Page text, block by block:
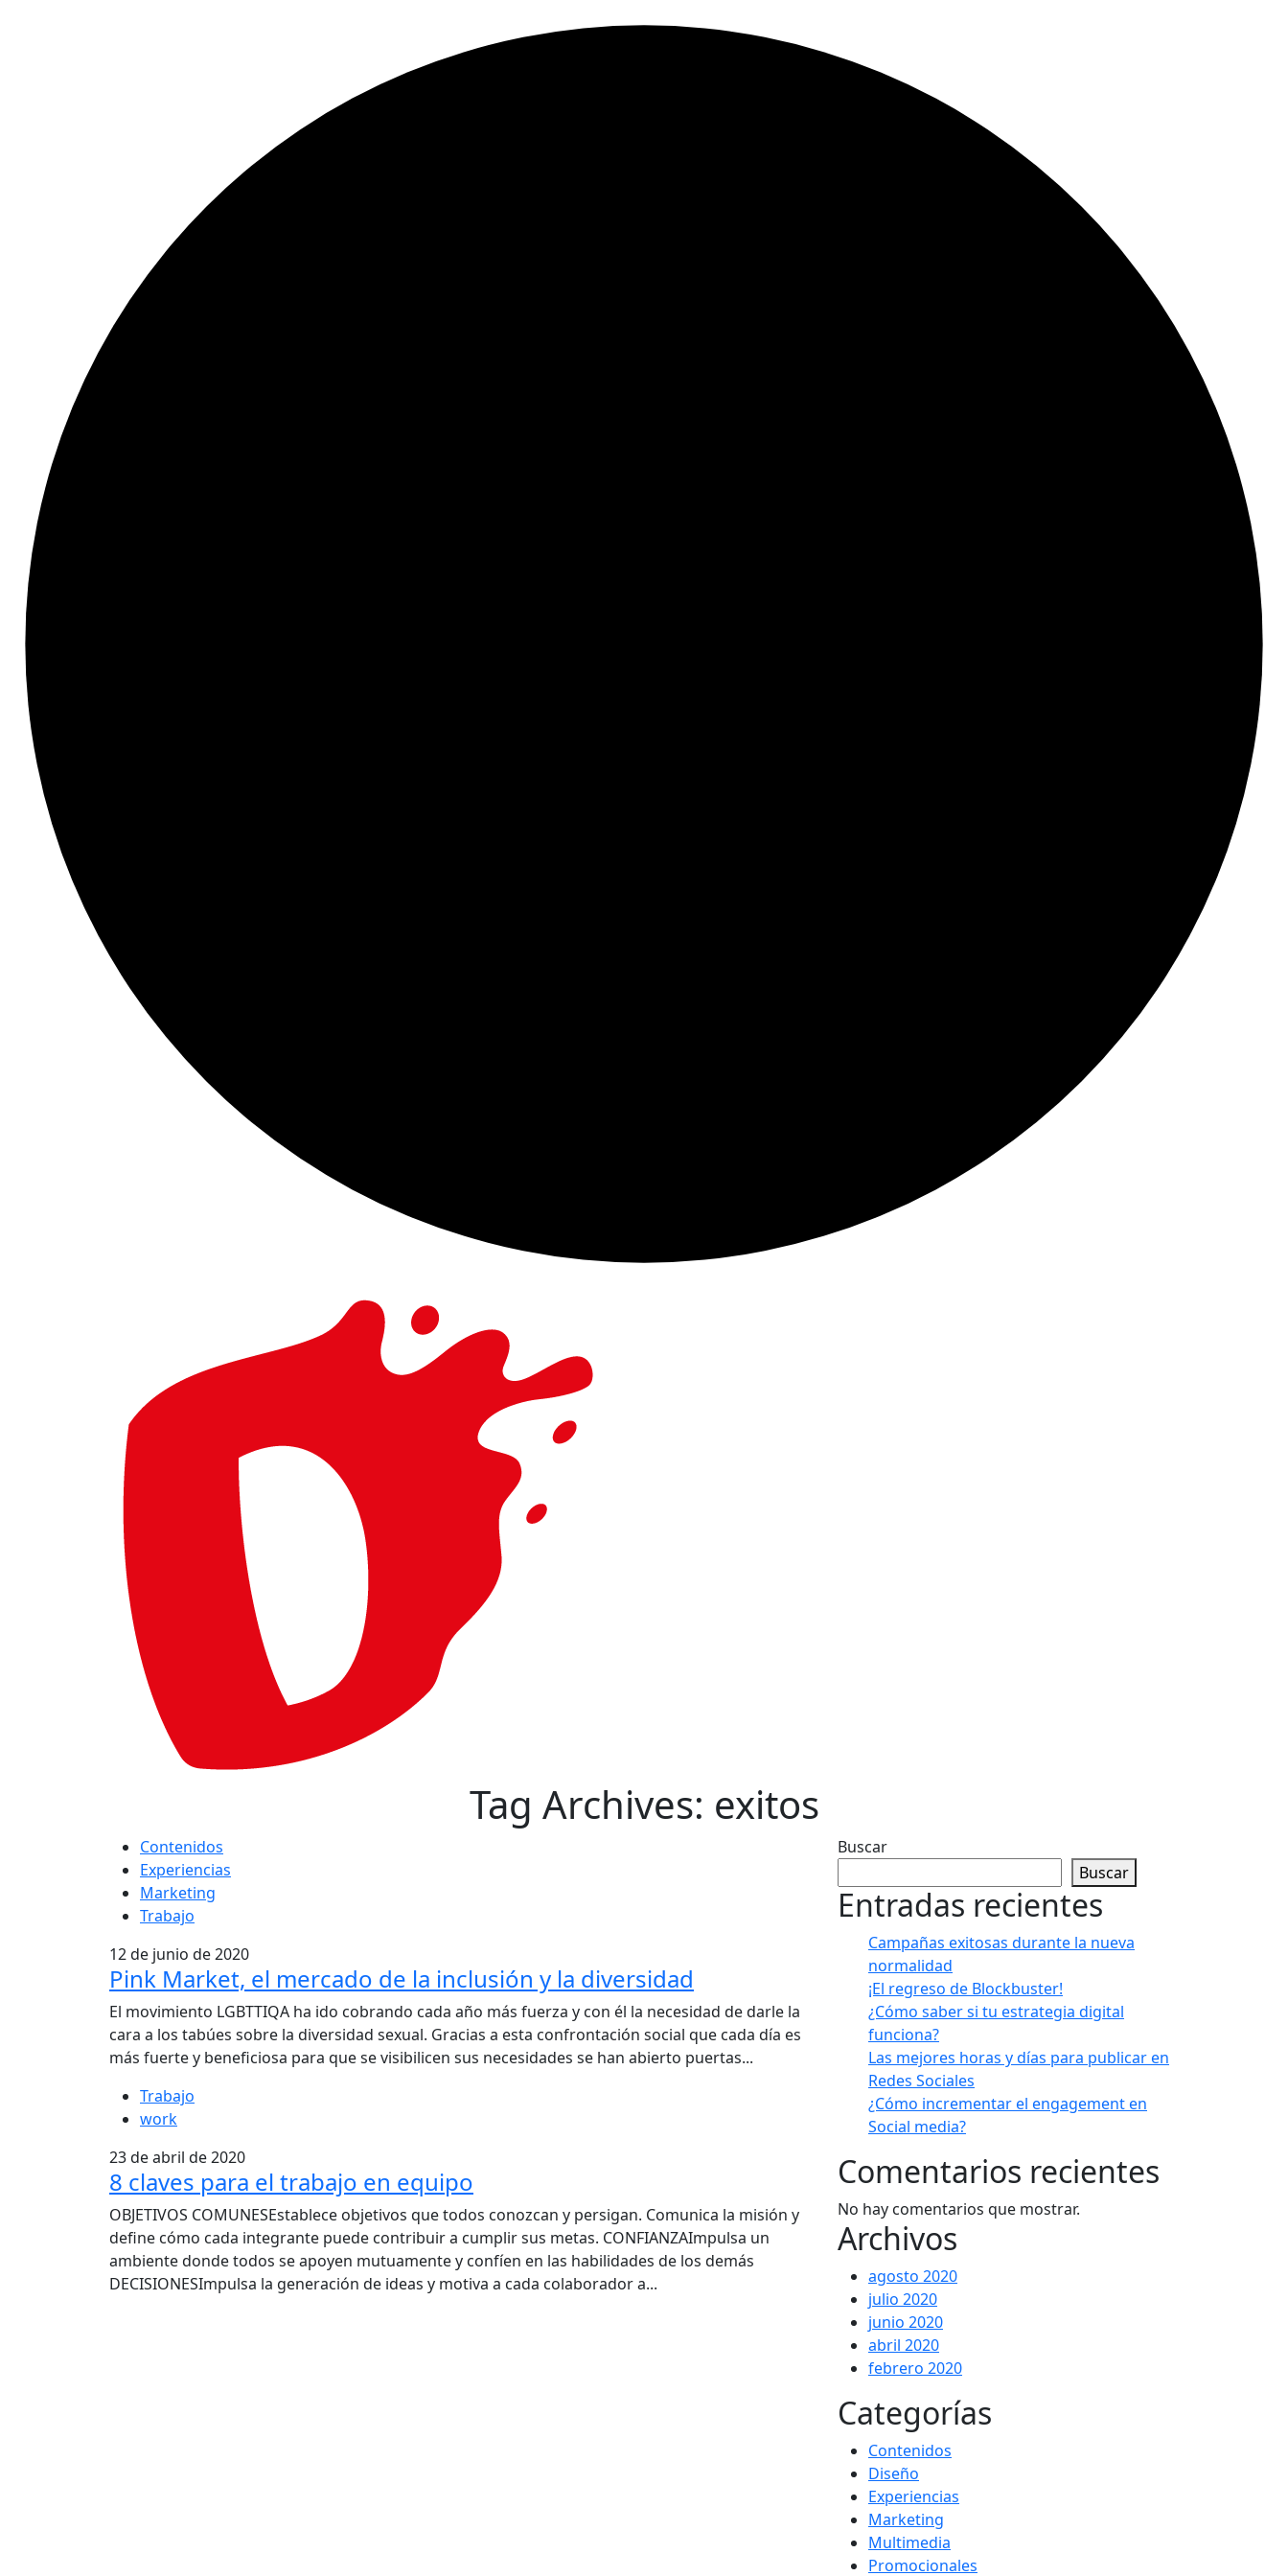
Tag Archives: exitos
Contenidos
Experiencias
Marketing
Trabajo
12 de junio de 2020
Pink Market, el mercado de la inclusión y la diversidad
El movimiento LGBTTIQA ha ido cobrando cada año más fuerza y con él la necesidad de darle la
cara a los tabúes sobre la diversidad sexual. Gracias a esta confrontación social que cada día es
más fuerte y beneficiosa para que se visibilicen sus necesidades se han abierto puertas...
Trabajo
work
23 de abril de 2020
8 claves para el trabajo en equipo
OBJETIVOS COMUNESEstablece objetivos que todos conozcan y persigan. Comunica la misión y
define cómo cada integrante puede contribuir a cumplir sus metas. CONFIANZAImpulsa un
ambiente donde todos se apoyen mutuamente y confíen en las habilidades de los demás
DECISIONESImpulsa la generación de ideas y motiva a cada colaborador a...
Buscar
Buscar
Entradas recientes
Campañas exitosas durante la nueva
normalidad
¡El regreso de Blockbuster!
¿Cómo saber si tu estrategia digital
funciona?
Las mejores horas y días para publicar en
Redes Sociales
¿Cómo incrementar el engagement en
Social media?
Comentarios recientes
No hay comentarios que mostrar.
Archivos
agosto 2020
julio 2020
junio 2020
abril 2020
febrero 2020
Categorías
Contenidos
Diseño
Experiencias
Marketing
Multimedia
Promocionales